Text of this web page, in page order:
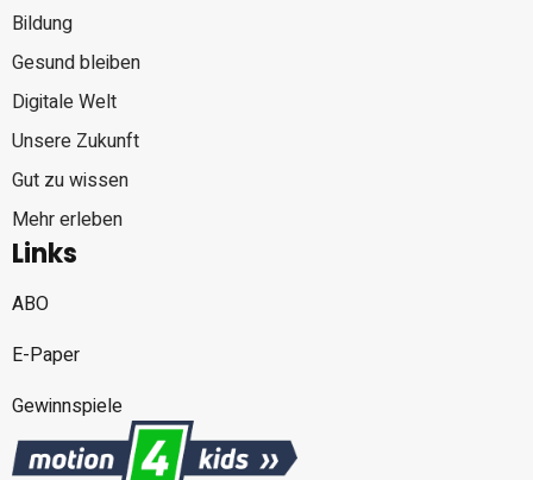
Bildung
Gesund bleiben
Digitale Welt
Unsere Zukunft
Gut zu wissen
Mehr erleben
Links
ABO
E-Paper
Gewinnspiele